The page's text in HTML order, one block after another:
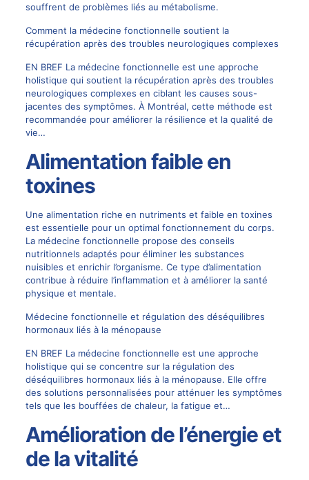
souffrent de problèmes liés au métabolisme.
Comment la médecine fonctionnelle soutient la
récupération après des troubles neurologiques complexes
EN BREF La médecine fonctionnelle est une approche
holistique qui soutient la récupération après des troubles
neurologiques complexes en ciblant les causes sous-
jacentes des symptômes. À Montréal, cette méthode est
recommandée pour améliorer la résilience et la qualité de
vie…
Alimentation faible en
toxines
Une alimentation riche en nutriments et faible en toxines
est essentielle pour un optimal fonctionnement du corps.
La médecine fonctionnelle propose des conseils
nutritionnels adaptés pour éliminer les substances
nuisibles et enrichir l’organisme. Ce type d’alimentation
contribue à réduire l’inflammation et à améliorer la santé
physique et mentale.
Médecine fonctionnelle et régulation des déséquilibres
hormonaux liés à la ménopause
EN BREF La médecine fonctionnelle est une approche
holistique qui se concentre sur la régulation des
déséquilibres hormonaux liés à la ménopause. Elle offre
des solutions personnalisées pour atténuer les symptômes
tels que les bouffées de chaleur, la fatigue et…
Amélioration de l’énergie et
de la vitalité